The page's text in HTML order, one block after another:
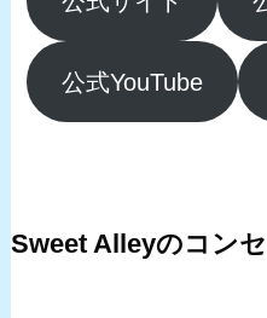
公式YouTube
Sweet Alleyのコン